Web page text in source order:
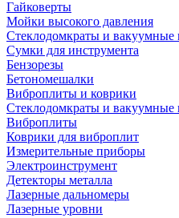
Гайковерты
Мойки высокого давления
Стеклодомкраты и вакуумные
Сумки для инструмента
Бензорезы
Бетономешалки
Виброплиты и коврики
Стеклодомкраты и вакуумные
Виброплиты
Коврики для виброплит
Измерительные приборы
Электроинструмент
Детекторы металла
Лазерные дальномеры
Лазерные уровни